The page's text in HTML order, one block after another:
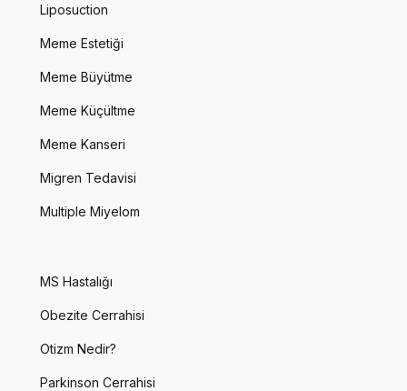
Liposuction
Meme Estetiği
Meme Büyütme
Meme Küçültme
Meme Kanseri
Migren Tedavisi
Multiple Miyelom
MS Hastalığı
Obezite Cerrahisi
Otizm Nedir?
Parkinson Cerrahisi